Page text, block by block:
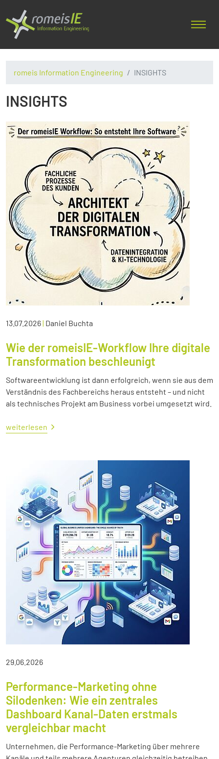
romeis Information Engineering INSIGHTS
INSIGHTS
13.07.2026| Daniel Buchta
Wie der romeisIE-Workflow Ihre digitale
Transformation beschleunigt
Softwareentwicklung ist dann erfolgreich, wenn sie aus dem
Verständnis des Fachbereichs heraus entsteht – und nicht
als technisches Projekt am Business vorbei umgesetzt wird.
weiterlesen
29.06.2026
Performance-Marketing ohne
Silodenken: Wie ein zentrales
Dashboard Kanal-Daten erstmals
vergleichbar macht
Unternehmen, die Performance-Marketing über mehrere